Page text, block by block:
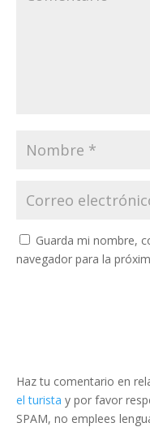
Guarda mi nombre,
navegador para la
Haz tu comentario en
el turista y por favor
SPAM, no emplees